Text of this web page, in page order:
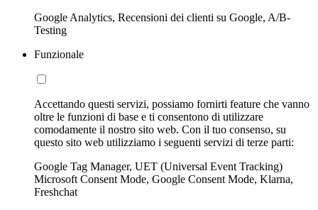
Google Analytics, Recensioni dei clienti su Google, A/B-
Testing
Funzionale
Accettando questi servizi, possiamo fornirti feature che vanno
oltre le funzioni di base e ti consentono di utilizzare
comodamente il nostro sito web. Con il tuo consenso, su
questo sito web utilizziamo i seguenti servizi di terze parti:
Google Tag Manager, UET (Universal Event Tracking)
Microsoft Consent Mode, Google Consent Mode, Klarna,
Freshchat